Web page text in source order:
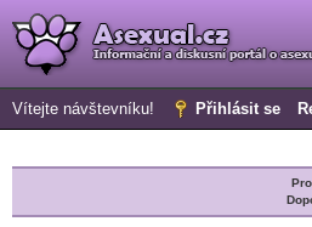
Vítejte návštevníku! Přihlásit se